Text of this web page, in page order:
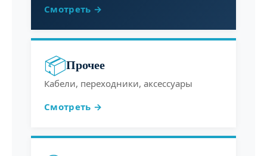
Смотреть →
📦Прочее
Кабели, переходники, аксессуары
Смотреть →